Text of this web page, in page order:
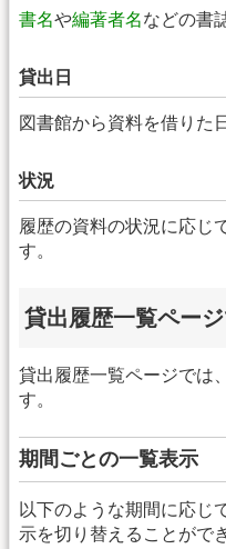
書名や編著者名などの書
貸出日
図書館から資料を借りた
状況
履歴の資料の状況に応じ
す。
貸出履歴一覧ペー
貸出履歴一覧ページでは
す。
期間ごとの一覧表示
以下のような期間に応じ
示を切り替えることがで